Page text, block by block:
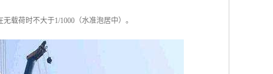
载荷时不大于1/1000（水准泡居中）。